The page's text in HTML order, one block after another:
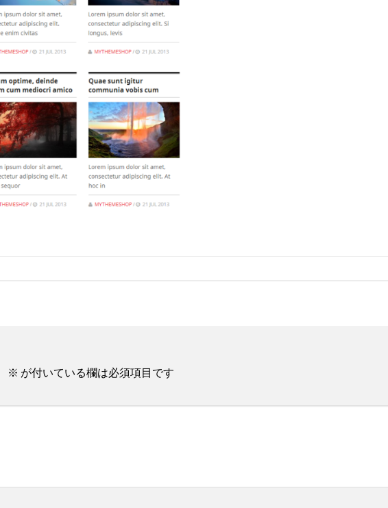
※ が付いている欄は必須項目です